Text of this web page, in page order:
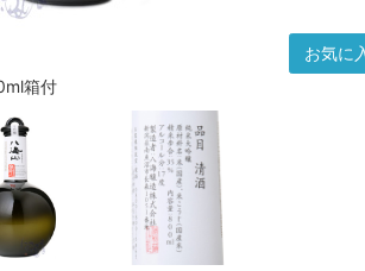
箱付
お気に